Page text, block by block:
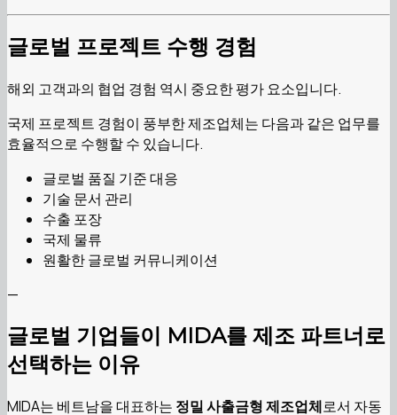
글로벌 프로젝트 수행 경험
해외 고객과의 협업 경험 역시 중요한 평가 요소입니다.
국제 프로젝트 경험이 풍부한 제조업체는 다음과 같은 업무를
효율적으로 수행할 수 있습니다.
글로벌 품질 기준 대응
기술 문서 관리
수출 포장
국제 물류
원활한 글로벌 커뮤니케이션
—
글로벌 기업들이 MIDA를 제조 파트너로
선택하는 이유
MIDA는 베트남을 대표하는 정밀 사출금형 제조업체로서 자동